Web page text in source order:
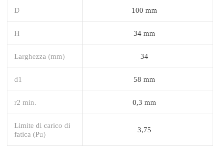
D 100 mm
H 34 mm
Larghezza (mm) 34
d1 58 mm
r2 min. 0,3 mm
Limite di carico di
fatica (Pu)
3,75